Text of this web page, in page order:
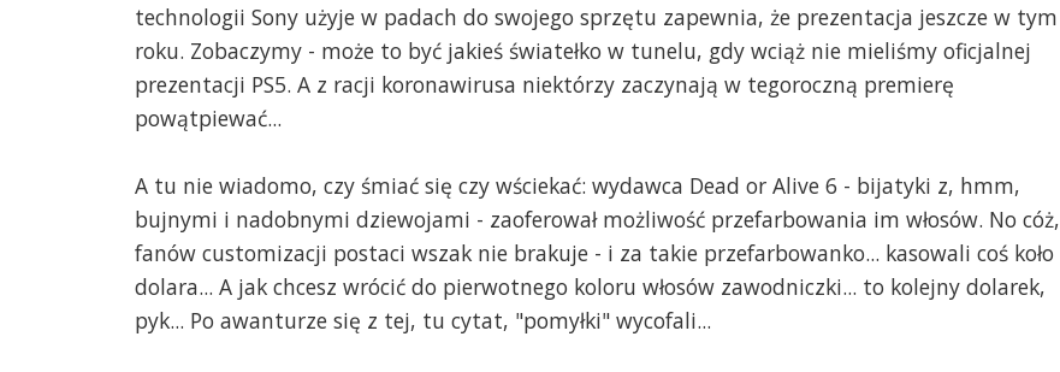
technologii Sony użyje w padach do swojego sprzętu zapewnia, że prezentacja jeszcze w tym
roku. Zobaczymy - może to być jakieś światełko w tunelu, gdy wciąż nie mieliśmy oficjalnej
prezentacji PS5. A z racji koronawirusa niektórzy zaczynają w tegoroczną premierę
powątpiewać...
A tu nie wiadomo, czy śmiać się czy wściekać: wydawca Dead or Alive 6 - bijatyki z, hmm,
bujnymi i nadobnymi dziewojami - zaoferował możliwość przefarbowania im włosów. No cóż,
fanów customizacji postaci wszak nie brakuje - i za takie przefarbowanko... kasowali coś koło
dolara... A jak chcesz wrócić do pierwotnego koloru włosów zawodniczki... to kolejny dolarek,
pyk... Po awanturze się z tej, tu cytat, "pomyłki" wycofali...